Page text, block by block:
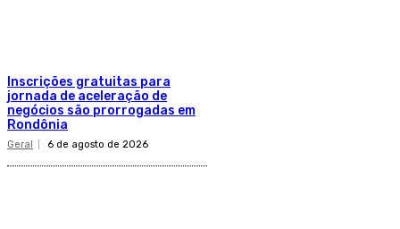
Inscrições gratuitas para
jornada de aceleração de
negócios são prorrogadas em
Rondônia
Geral 6 de agosto de 2026